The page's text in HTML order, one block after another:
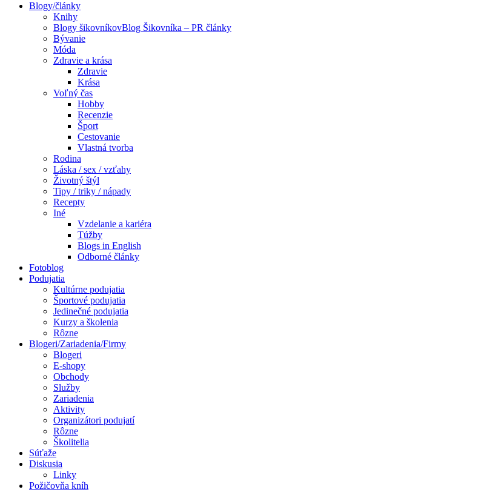
Blogy/články
Knihy
Blogy šikovníkovBlog Šikovníka – PR články
Bývanie
Móda
Zdravie a krása
Zdravie
Krása
Voľný čas
Hobby
Recenzie
Šport
Cestovanie
Vlastná tvorba
Rodina
Láska / sex / vzťahy
Životný štýl
Tipy / triky / nápady
Recepty
Iné
Vzdelanie a kariéra
Túžby
Blogs in English
Odborné články
Fotoblog
Podujatia
Kultúrne podujatia
Športové podujatia
Jedinečné podujatia
Kurzy a školenia
Rôzne
Blogeri/Zariadenia/Firmy
Blogeri
E-shopy
Obchody
Služby
Zariadenia
Aktivity
Organizátori podujatí
Rôzne
Školitelia
Súťaže
Diskusia
Linky
Požičovňa kníh